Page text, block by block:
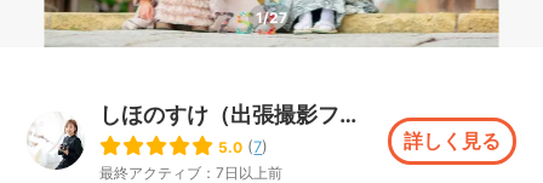
1/27
しほのすけ（出張撮影フォトネイロ）
5.0 (7)
最終アクティブ：7日以上前
詳しく見る